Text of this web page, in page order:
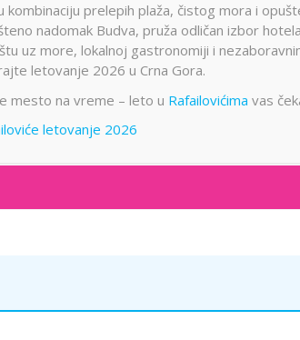
kombinaciju prelepih plaža, čistog mora i
nadomak Budva, pruža odličan izbor
uz more, lokalnoj gastronomiji i
letovanje 2026 u Crna Gora.
mesto na vreme – leto u Rafailovićima vas
letovanje 2026